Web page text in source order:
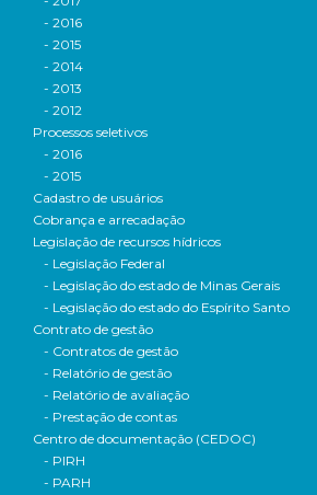
- 2016
- 2015
- 2014
- 2013
- 2012
Processos seletivos
- 2016
- 2015
Cadastro de usuários
Cobrança e arrecadação
Legislação de recursos hídricos
- Legislação Federal
- Legislação do estado de Minas Gerais
- Legislação do estado do Espírito Santo
Contrato de gestão
- Contratos de gestão
- Relatório de gestão
- Relatório de avaliação
- Prestação de contas
Centro de documentação (CEDOC)
- PIRH
- PARH